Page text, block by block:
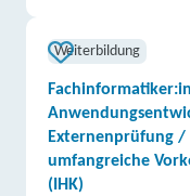
Weiterbildung
Fachinformatiker:in
Externenprüfung /
umfangreiche
(IHK)